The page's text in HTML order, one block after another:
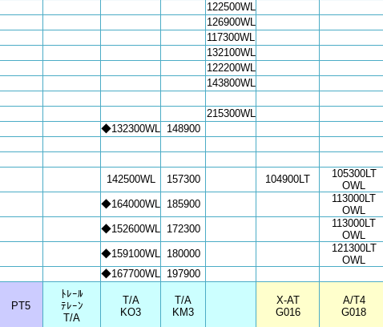
122500WL
126900WL
117300WL
132100WL
122200WL
143800WL
215300WL
◆132300WL 148900
142500WL 157300 104900LT
105300LT
OWL
◆164000WL 185900
113000LT
OWL
◆152600WL 172300
113000LT
OWL
◆159100WL 180000
121300LT
OWL
◆167700WL 197900
PT5
ﾄﾚｰﾙ
ﾃﾚｰﾝ
T/A
T/A
KO3
T/A
KM3
X-AT
G016
A/T4
G018